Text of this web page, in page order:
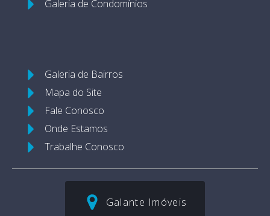
Galeria de Condomínios
Galeria de Bairros
Mapa do Site
Fale Conosco
Onde Estamos
Trabalhe Conosco
Galante Imóveis